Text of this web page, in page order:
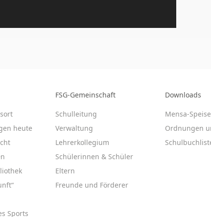
heute
Sports
FSG-Gemeinschaft
Schulleitung
Verwaltung
Lehrerkollegium
Schülerinnen & Schüler
Eltern
Freunde und Förderer
Downloads
Mensa-
Ordnungen